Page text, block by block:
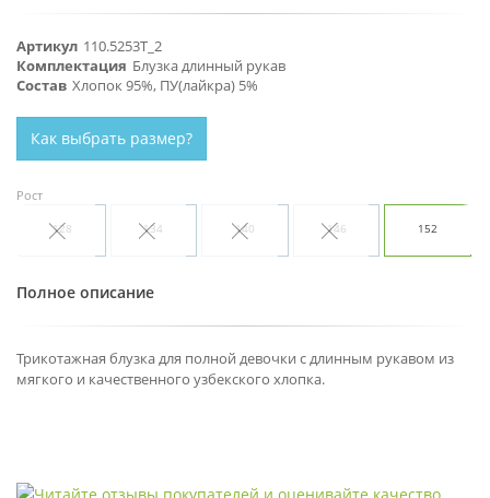
Артикул 110.5253Т_2
Комплектация Блузка длинный рукав
Состав Хлопок 95%, ПУ(лайкра) 5%
Как выбрать размер?
Рост
128 134 140 146 152
Полное описание
Трикотажная блузка для полной девочки с длинным рукавом из
мягкого и качественного узбекского хлопка.